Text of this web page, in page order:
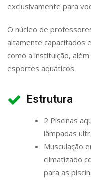
exclusivamente para
O núcleo de
altamente capacitados
como a instituição,
esportes aquáticos.
Estrutura
2 Piscinas
lâmpadas
Musculação
climatizado
para as